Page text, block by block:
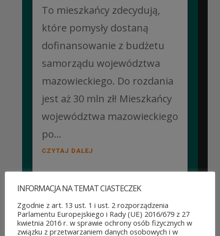
To mieszkańcy zdecydują,
które pomysły dostaną
dofinansowanie z budżetu
samorządu województwa
mazowieckiego. Do rozdania
jest aż 30 mln zł! Mieszkańcy
województwa mazowieckiego
po...
CZYTAJ DALEJ
JUBILEUSZOWE XXV MISTRZOSTWA POLSKI
DUCHOWIEŃSTWA W SZACHACH
KLASYCZNYCH.
INFORMACJA NA TEMAT CIASTECZEK
Zgodnie z art. 13 ust. 1 i ust. 2 rozporządzenia
Parlamentu Europejskiego i Rady (UE) 2016/679 z 27
kwietnia 2016 r. w sprawie ochrony osób fizycznych w
związku z przetwarzaniem danych osobowych i w